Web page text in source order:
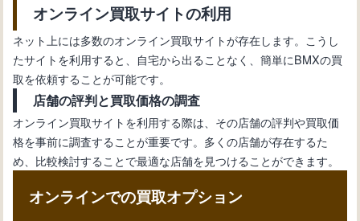
オンライン買取サイトの利用
ネット上には多数のオンライン買取サイトが存在します。こうし
たサイトを利用すると、自宅から出ることなく、簡単にBMXの買
取を依頼することが可能です。
店舗の評判と買取価格の調査
オンライン買取サイトを利用する際は、その店舗の評判や買取価
格を事前に調査することが重要です。多くの店舗が存在するた
め、比較検討することで最適な店舗を見つけることができます。
オンラインでの買取オプション